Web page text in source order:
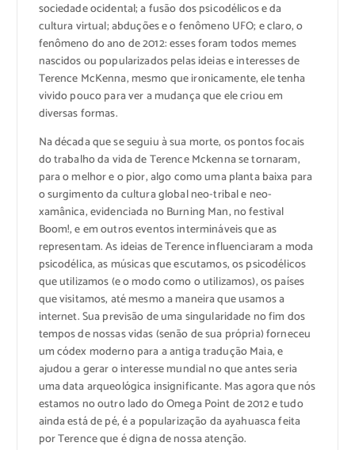
sociedade ocidental; a fusão dos psicodélicos e da
cultura virtual; abduções e o fenômeno UFO; e claro, o
fenômeno do ano de 2012: esses foram todos memes
nascidos ou popularizados pelas ideias e interesses de
Terence McKenna, mesmo que ironicamente, ele tenha
vivido pouco para ver a mudança que ele criou em
diversas formas.
Na década que se seguiu à sua morte, os pontos focais
do trabalho da vida de Terence Mckenna se tornaram,
para o melhor e o pior, algo como uma planta baixa para
o surgimento da cultura global neo-tribal e neo-
xamânica, evidenciada no Burning Man, no festival
Boom!, e em outros eventos intermináveis que as
representam. As ideias de Terence influenciaram a moda
psicodélica, as músicas que escutamos, os psicodélicos
que utilizamos (e o modo como o utilizamos), os países
que visitamos, até mesmo a maneira que usamos a
internet. Sua previsão de uma singularidade no fim dos
tempos de nossas vidas (senão de sua própria) forneceu
um códex moderno para a antiga tradução Maia, e
ajudou a gerar o interesse mundial no que antes seria
uma data arqueológica insignificante. Mas agora que nós
estamos no outro lado do Omega Point de 2012 e tudo
ainda está de pé, é a popularização da ayahuasca feita
por Terence que é digna de nossa atenção.